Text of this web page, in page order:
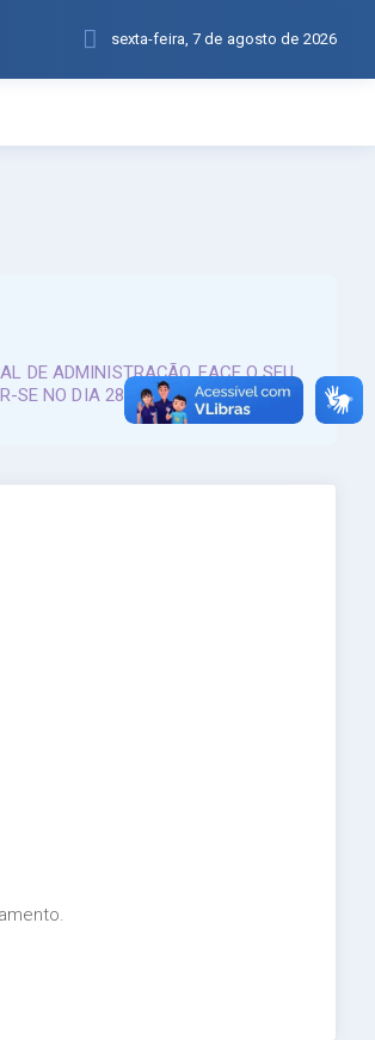
sexta-feira, 7 de agosto de 2026
DE ADMINISTRAÇÃO, FACE O SEU
SE NO DIA 28 DE MAIO DE 2019.